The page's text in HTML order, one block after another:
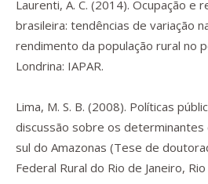
Laurenti, A. C. (2014). Ocupação e
brasileira: tendências de variação
rendimento da população rural no
Londrina: IAPAR.
Lima, M. S. B. (2008). Políticas
discussão sobre os determinantes
sul do Amazonas (Tese de
Federal Rural do Rio de Janeiro, Rio